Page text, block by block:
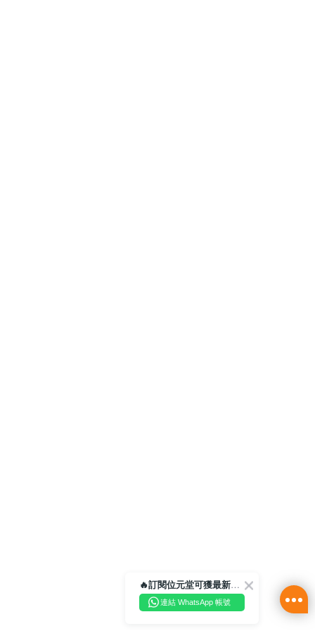
🔥訂閱位元堂可獲最新優惠及活動資訊🔥
連結 WhatsApp 帳號